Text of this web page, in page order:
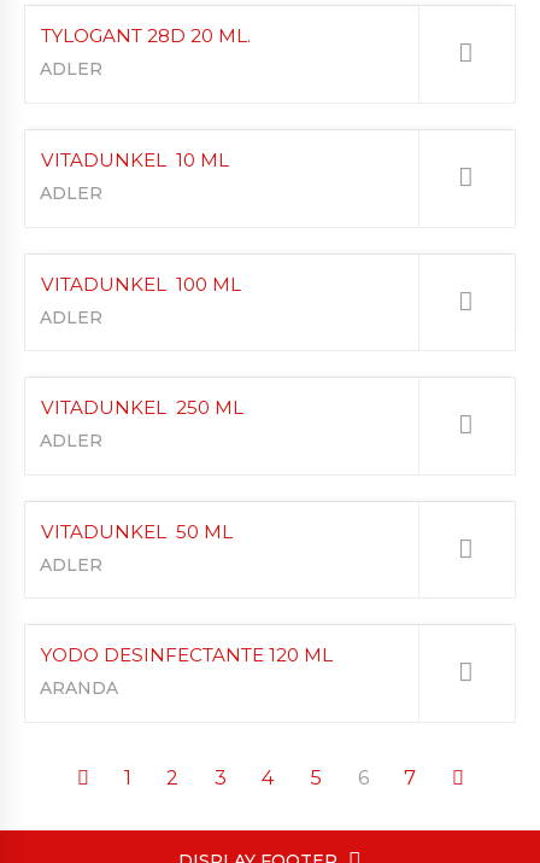
TYLOGANT 28D 20 ML.
ADLER
VITADUNKEL 10 ML
ADLER
VITADUNKEL 100 ML
ADLER
VITADUNKEL 250 ML
ADLER
VITADUNKEL 50 ML
ADLER
YODO DESINFECTANTE 120 ML
ARANDA
1 2 3 4 5 6 7